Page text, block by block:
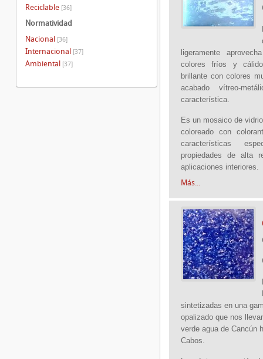
ligeramente
colores fríos y
brillante con colores
acabado vítreo-
característica.
Es un mosaico de
coloreado con
características
propiedades de alta
aplicaciones interiores.
Más...
sintetizadas en una
opalizado que nos
verde agua de Cancún
Cabos.
Reciclable [36]
Normatividad
Nacional [36]
Internacional [37]
Ambiental [37]